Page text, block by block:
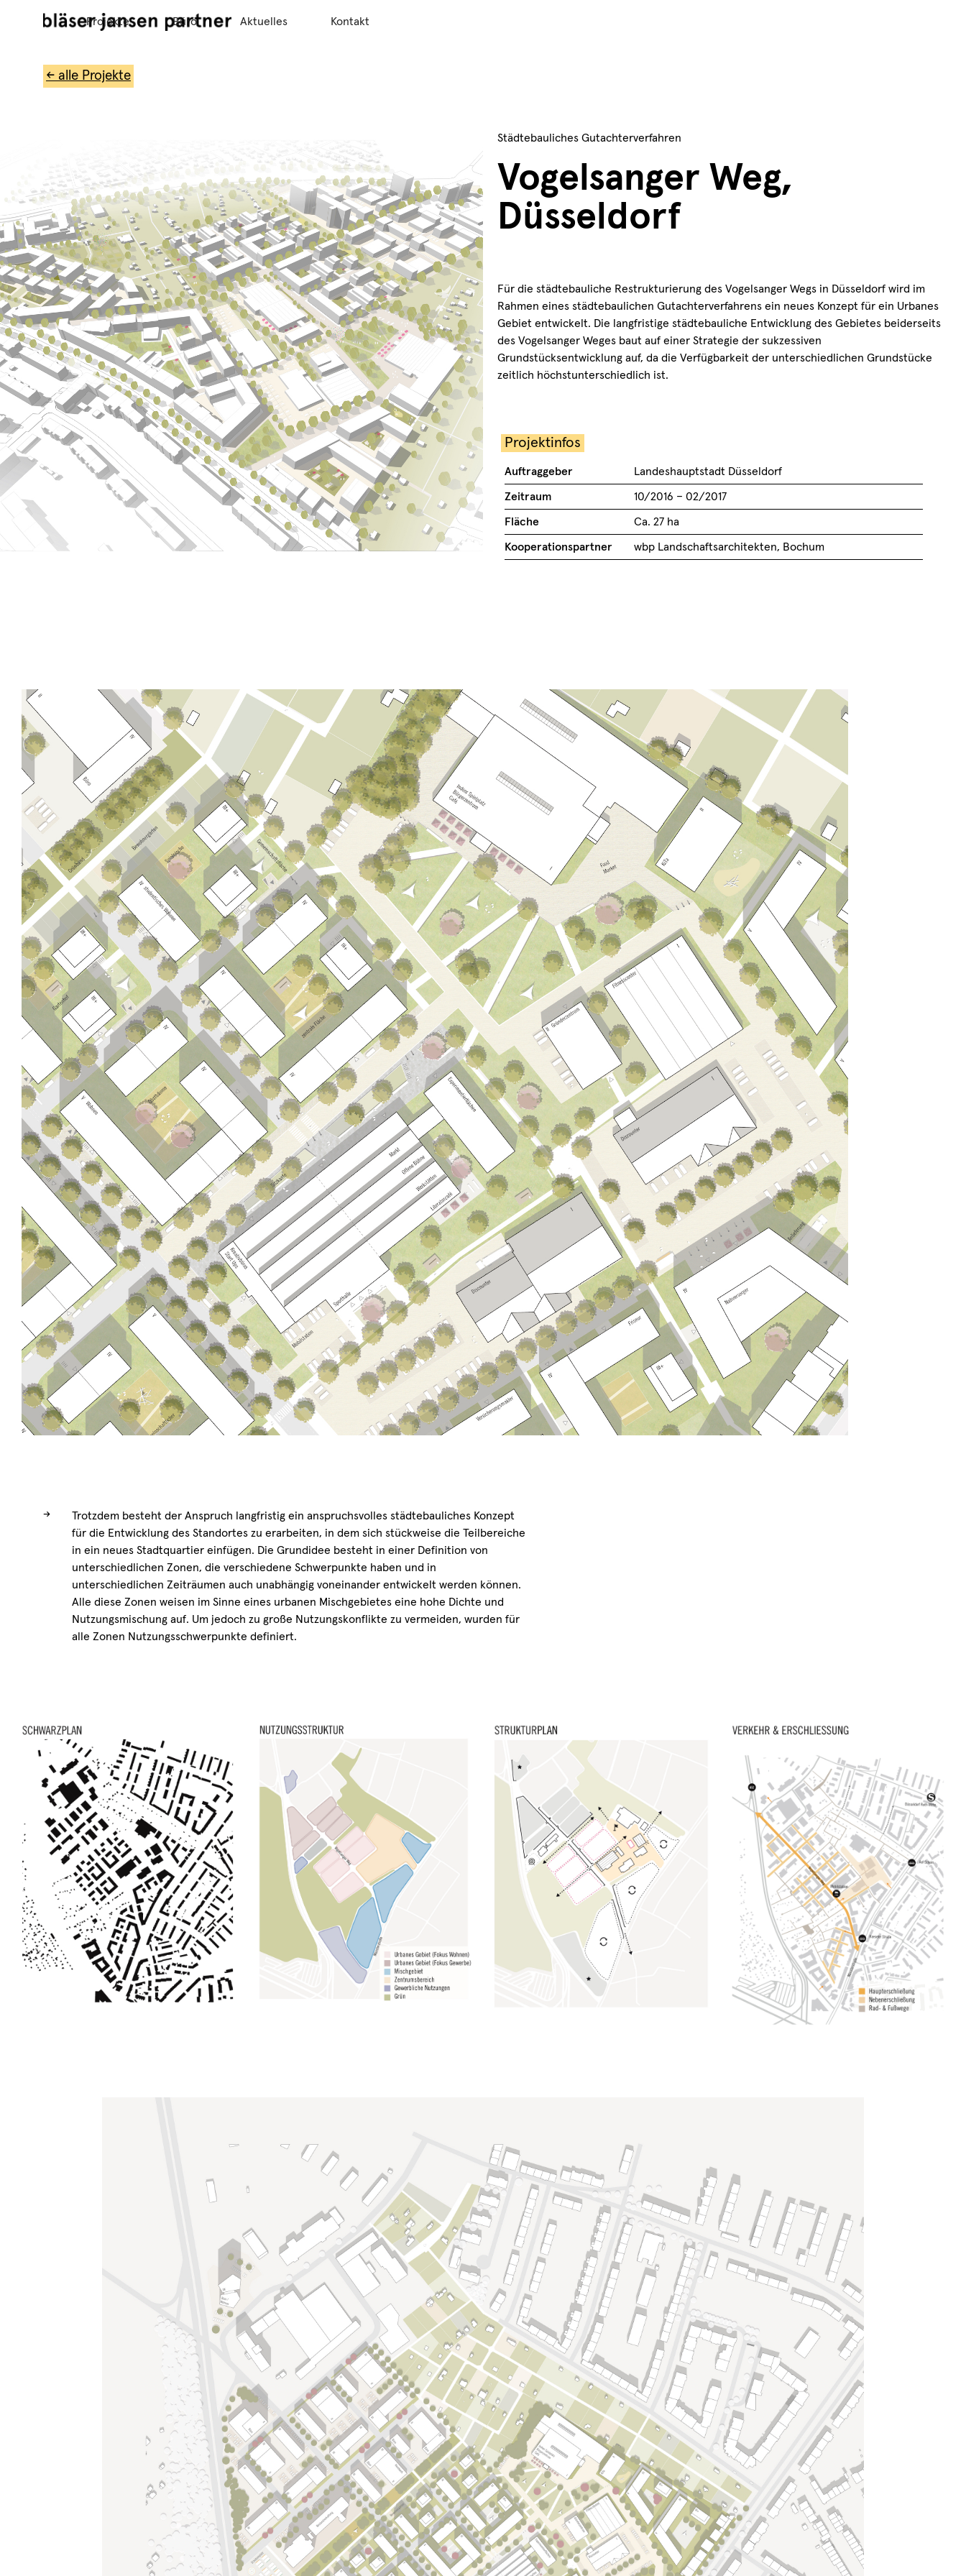
Projekte Büro Aktuelles Kontakt
← alle Projekte
Städtebauliches Gutachterverfahren
Vogelsanger Weg,
Düsseldorf
Für die städtebauliche Restrukturierung des Vogelsanger Wegs in Düsseldorf wird im
Rahmen eines städtebaulichen Gutachterverfahrens ein neues Konzept für ein Urbanes
Gebiet entwickelt. Die langfristige städtebauliche Entwicklung des Gebietes beiderseits
des Vogelsanger Weges baut auf einer Strategie der sukzessiven
Grundstücksentwicklung auf, da die Verfügbarkeit der unterschiedlichen Grundstücke
zeitlich höchstunterschiedlich ist.
Projektinfos
Auftraggeber Landeshauptstadt Düsseldorf
Zeitraum 10/2016 – 02/2017
Fläche Ca. 27 ha
Kooperationspartner wbp Landschaftsarchitekten, Bochum
→
Trotzdem besteht der Anspruch langfristig ein anspruchsvolles städtebauliches Konzept
für die Entwicklung des Standortes zu erarbeiten, in dem sich stückweise die Teilbereiche
in ein neues Stadtquartier einfügen. Die Grundidee besteht in einer Definition von
unterschiedlichen Zonen, die verschiedene Schwerpunkte haben und in
unterschiedlichen Zeiträumen auch unabhängig voneinander entwickelt werden können.
Alle diese Zonen weisen im Sinne eines urbanen Mischgebietes eine hohe Dichte und
Nutzungsmischung auf. Um jedoch zu große Nutzungskonflikte zu vermeiden, wurden für
alle Zonen Nutzungsschwerpunkte definiert.